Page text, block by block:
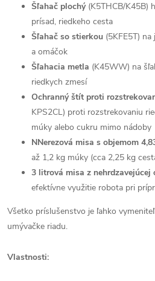
Šľahač plochý(K5THCB/K45B)
prísad, riedkeho cesta
Šľahač so stierkou (5KFE5T)
a omáčok
Šľahacia metla (K45WW) na
riedkych zmesí
Ochranný štít proti
KPS2CL) proti rozstrekovaniu
múky alebo cukru mimo nádoby
NNerezová misa s objemom
až 1,2 kg múky (cca 2,25 kg
3 litrová misa z nehrdzavejúcej
efektívne využitie robota pri
Všetko príslušenstvo je ľahko
umývačke riadu.
Vlastnosti: